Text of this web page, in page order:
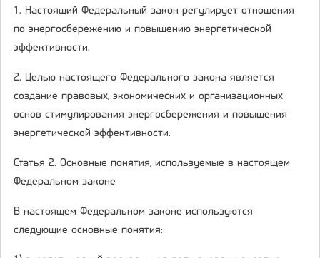
1. Настоящий Федеральный закон регулирует отношения
по энергосбережению и повышению энергетической
эффективности.
2. Целью настоящего Федерального закона является
создание правовых, экономических и организационных
основ стимулирования энергосбережения и повышения
энергетической эффективности.
Статья 2. Основные понятия, используемые в настоящем
Федеральном законе
В настоящем Федеральном законе используются
следующие основные понятия: